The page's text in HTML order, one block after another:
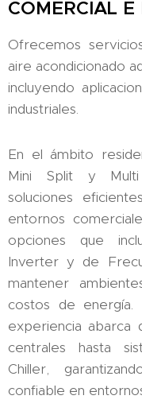
COMERCIAL
Ofrecemos
aire acondicionado
incluyendo
industriales.
En el ámbito
Mini Split y
soluciones
entornos
opciones que
Inverter y de
mantener
costos de energía.
experiencia abarca
centrales hasta
Chiller,
confiable en